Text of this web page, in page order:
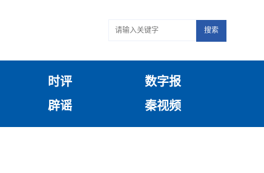
搜索
时评
数字报
辟谣 秦视频